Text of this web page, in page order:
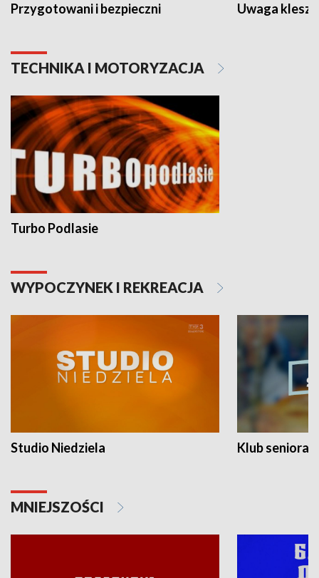
Przygotowani i bezpieczni Uwaga
TECHNIKA I MOTORYZACJA
Turbo Podlasie
WYPOCZYNEK I REKREACJA
Studio Niedziela Klub seniora
MNIEJSZOŚCI